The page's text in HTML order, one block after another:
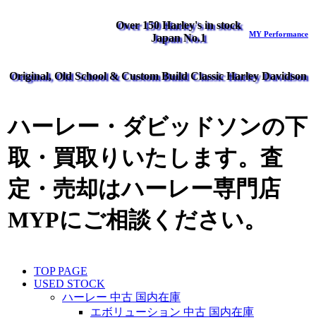
Over 150 Harley's in stock
Japan No.1
MY Performance
Original, Old School & Custom Build Classic Harley Davidson
ハーレー・ダビッドソンの下
取・買取りいたします。査
定・売却はハーレー専門店
MYPにご相談ください。
TOP PAGE
USED STOCK
ハーレー 中古 国内在庫
エボリューション 中古 国内在庫